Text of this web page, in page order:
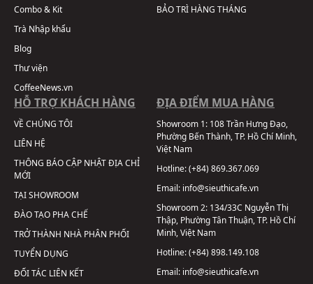
Combo & Kit
Trà Nhập khẩu
Blog
Thư viện
CoffeeNews.vn
BẢO TRÌ HÀNG THÁNG
HỖ TRỢ KHÁCH HÀNG
VỀ CHÚNG TÔI
LIÊN HỆ
THÔNG BÁO CẬP NHẬT ĐỊA CHỈ
MỚI
TẠI SHOWROOM
ĐÀO TẠO PHA CHẾ
TRỞ THÀNH NHÀ PHÂN PHỐI
TUYỂN DỤNG
ĐỐI TÁC LIÊN KẾT
ĐỊA ĐIỂM MUA HÀNG
Showroom 1: 108 Trần Hưng Đạo,
Phường Bến Thành, TP. Hồ Chí Minh,
Việt Nam
Hotline:(+84) 869.367.069
Email: info@sieuthicafe.vn
Showroom 2: 134/33C Nguyễn Thị
Thập, Phường Tân Thuận, TP. Hồ Chí
Minh, Việt Nam
Hotline:(+84) 898.149.108
Email: info@sieuthicafe.vn